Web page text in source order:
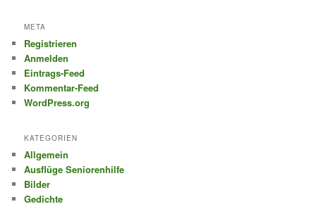
META
Registrieren
Anmelden
Eintrags-Feed
Kommentar-Feed
WordPress.org
KATEGORIEN
Allgemein
Ausflüge Seniorenhilfe
Bilder
Gedichte